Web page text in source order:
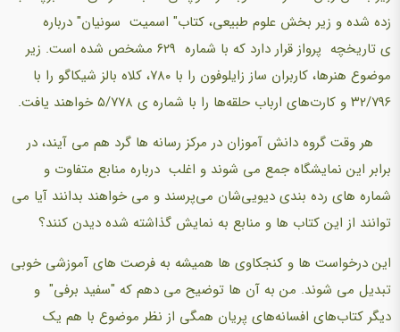
زده شده و زیر بخش علوم طبیعی، کتاب" اسمیت سونیان" درباره
ی تاریخچه پرواز قرار دارد که با شماره ۶۲۹ مشخص شده است. زیر
موضوع هنرها، کاربران ساز زایلوفون را با ۷۸۰، کلاه بالز شیکاگو را با
۳۲/۷۹۶ و کارت‌های ارباب حلقه‌ها را با شماره ی ۵/۷۷۸ خواهند یافت.
هر وقت گروه دانش آموزان در مرکز رسانه ها گرد هم می آیند، در
برابر این نمایشگاه جمع می شوند و اغلب درباره منابع متفاوت و
شماره های رده بندی دیویی‌شان می‌پرسند و می خواهند بدانند آیا می
توانند از این کتاب ها و منابع به نمایش گذاشته شده دیدن کنند؟
این درخواست ها و کنجکاوی ها همیشه به فرصت های آموزشی خوبی
تبدیل می شوند. من به آن ها توضیح می دهم که "سفید برفی" و
دیگر کتاب‌های افسانه‌های پریان همگی از نظر موضوع با هم یک